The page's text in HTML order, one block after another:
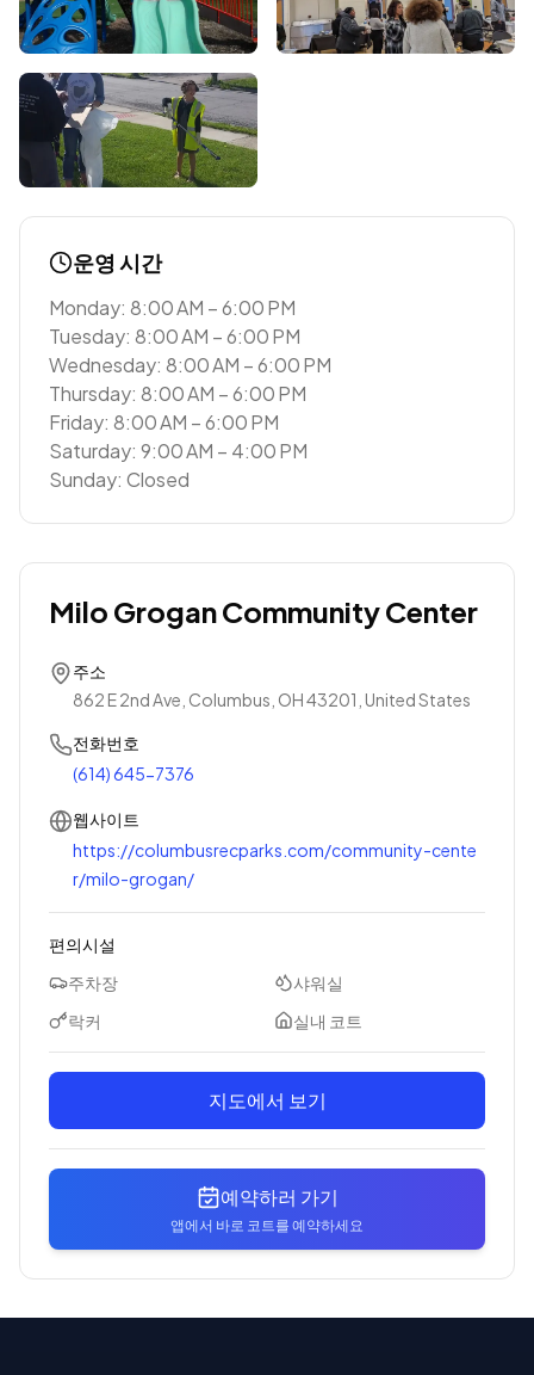
운영 시간
Monday: 8:00 AM – 6:00 PM
Tuesday: 8:00 AM – 6:00 PM
Wednesday: 8:00 AM – 6:00 PM
Thursday: 8:00 AM – 6:00 PM
Friday: 8:00 AM – 6:00 PM
Saturday: 9:00 AM – 4:00 PM
Sunday: Closed
Milo Grogan Community Center
주소
862 E 2nd Ave, Columbus, OH 43201, United States
전화번호
(614) 645-7376
웹사이트
https://columbusrecparks.com/community-cente
r/milo-grogan/
편의시설
주차장
샤워실
락커
실내 코트
지도에서 보기
예약하러 가기
앱에서 바로 코트를 예약하세요